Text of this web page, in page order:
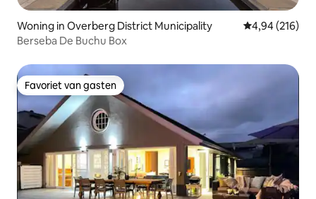
Woning in Overberg District Municipality Gemiddelde
4,94 (216)
Berseba De Buchu Box
Favoriet van gasten
Favoriet van gasten